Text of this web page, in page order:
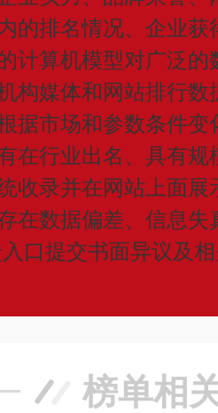
的排名情况、企业
计算机模型对广泛
构媒体和网站排行
据市场和参数条件
在行业出名、具有
收录并在网站上面
在数据偏差、信息
口提交书面异议及
榜单相